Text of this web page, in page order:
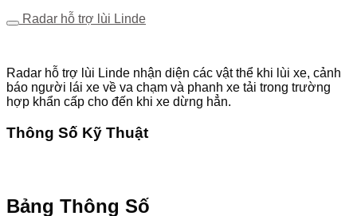
Radar hỗ trợ lùi Linde
Radar hỗ trợ lùi Linde nhận diện các vật thể khi lùi xe, cảnh
báo người lái xe về va chạm và phanh xe tải trong trường
hợp khẩn cấp cho đến khi xe dừng hẳn.
Thông Số Kỹ Thuật
Bảng Thông Số